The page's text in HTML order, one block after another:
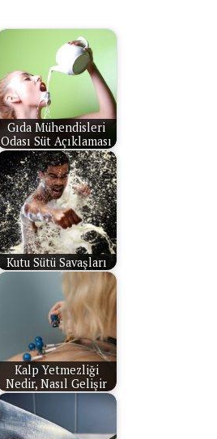
Gıda Mühendisleri
Odası Süt Açıklaması
Kutu Sütü Savaşları
Kalp Yetmezliği
Nedir, Nasıl Gelişir